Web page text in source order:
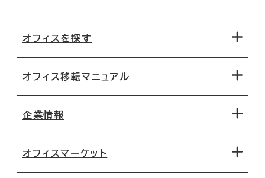
オフィスを探す
地図から探す
路線・駅から探す
オフィス移転マニュアル
移転コストシミュレーション
移転スケジュール
企業情報
オフィスマーケット